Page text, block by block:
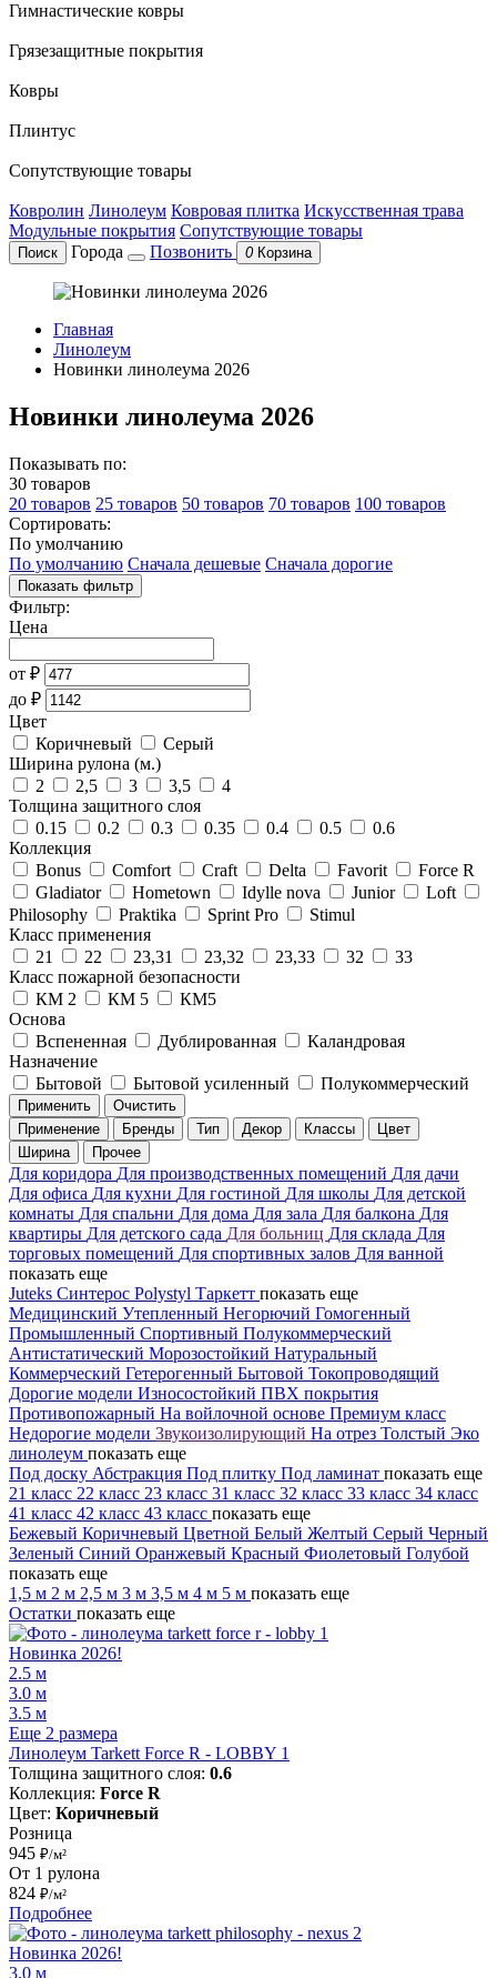
Гимнастические ковры
Грязезащитные покрытия
Ковры
Плинтус
Сопутствующие товары
Ковролин Линолеум Ковровая плитка Искусственная трава
Модульные покрытия Сопутствующие товары
Поиск Города Позвонить 0 Корзина
Главная
Линолеум
Новинки линолеума 2026
Новинки линолеума 2026
Показывать по:
30 товаров
20 товаров 25 товаров 50 товаров 70 товаров 100 товаров
Сортировать:
По умолчанию
По умолчанию Сначала дешевые Сначала дорогие
Показать фильтр
Фильтр:
Цена
от ₽
до ₽
Цвет
Коричневый
Серый
Ширина рулона (м.)
2
2,5 3 3,5
4
Толщина защитного слоя
0.15
0.2 0.3 0.35 0.4 0.5
0.6
Коллекция
Bonus
Comfort Craft Delta Favorit
Force R
Gladiator
Hometown Idylle nova Junior
Loft
Philosophy
Praktika Sprint Pro
Stimul
Класс применения
21
22 23,31 23,32 23,33 32
33
Класс пожарной безопасности
КМ 2
КМ 5
КМ5
Основа
Вспененная
Дублированная
Каландровая
Назначение
Бытовой
Бытовой усиленный Полукоммерческий
Применить
Очистить
Применение
Бренды Тип Декор Классы
Цвет
Ширина
Прочее
Для коридора Для производственных помещений Для дачи
Для офиса Для кухни Для гостиной Для школы Для детской
комнаты Для спальни Для дома Для зала Для балкона Для
квартиры Для детского сада Для больниц Для склада Для
торговых помещений Для спортивных залов Для ванной
показать еще
Juteks Синтерос Polystyl Таркетт показать еще
Медицинский Утепленный Негорючий Гомогенный
Промышленный Спортивный Полукоммерческий
Антистатический Морозостойкий Натуральный
Коммерческий Гетерогенный Бытовой Токопроводящий
Дорогие модели Износостойкий ПВХ покрытия
Противопожарный На войлочной основе Премиум класс
Недорогие модели Звукоизолирующий На отрез Толстый Эко
линолеум показать еще
Под доску Абстракция Под плитку Под ламинат показать еще
21 класс 22 класс 23 класс 31 класс 32 класс 33 класс 34 класс
41 класс 42 класс 43 класс показать еще
Бежевый Коричневый Цветной Белый Желтый Серый Черный
Зеленый Синий Оранжевый Красный Фиолетовый Голубой
показать еще
1,5 м 2 м 2,5 м 3 м 3,5 м 4 м 5 м показать еще
Остатки показать еще
Новинка 2026!
2.5 м
3.0 м
3.5 м
Еще 2 размера
Линолеум Tarkett Force R - LOBBY 1
Толщина защитного слоя: 0.6
Коллекция: Force R
Цвет: Коричневый
Розница
945 ₽/м²
От 1 рулона
824 ₽/м²
Подробнее
Новинка 2026!
3.0 м